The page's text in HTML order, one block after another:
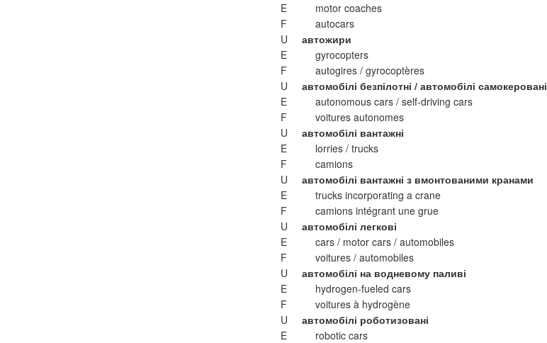
E
motor coaches
F
autocars
U
автожири
E
gyrocopters
F
autogires / gyrocoptères
U
автомобілі безпілотні / автомобілі самокеровані
E
autonomous cars / self-driving cars
F
voitures autonomes
U
автомобілі вантажні
E
lorries / trucks
F
camions
U
автомобілі вантажні з вмонтованими кранами
E
trucks incorporating a crane
F
camions intégrant une grue
U
автомобілі легкові
E
cars / motor cars / automobiles
F
voitures / automobiles
U
автомобілі на водневому паливі
E
hydrogen-fueled cars
F
voitures à hydrogène
U
автомобілі роботизовані
E
robotic cars